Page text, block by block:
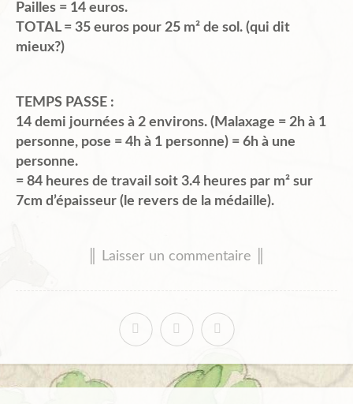
Pailles = 14 euros.
TOTAL = 35 euros pour 25 m² de sol. (qui dit
mieux?)
TEMPS PASSE :
14 demi journées à 2 environs. (Malaxage = 2h à 1
personne, pose = 4h à 1 personne) = 6h à une
personne.
= 84 heures de travail soit 3.4 heures par m² sur
7cm d’épaisseur (le revers de la médaille).
║ Laisser un commentaire ║